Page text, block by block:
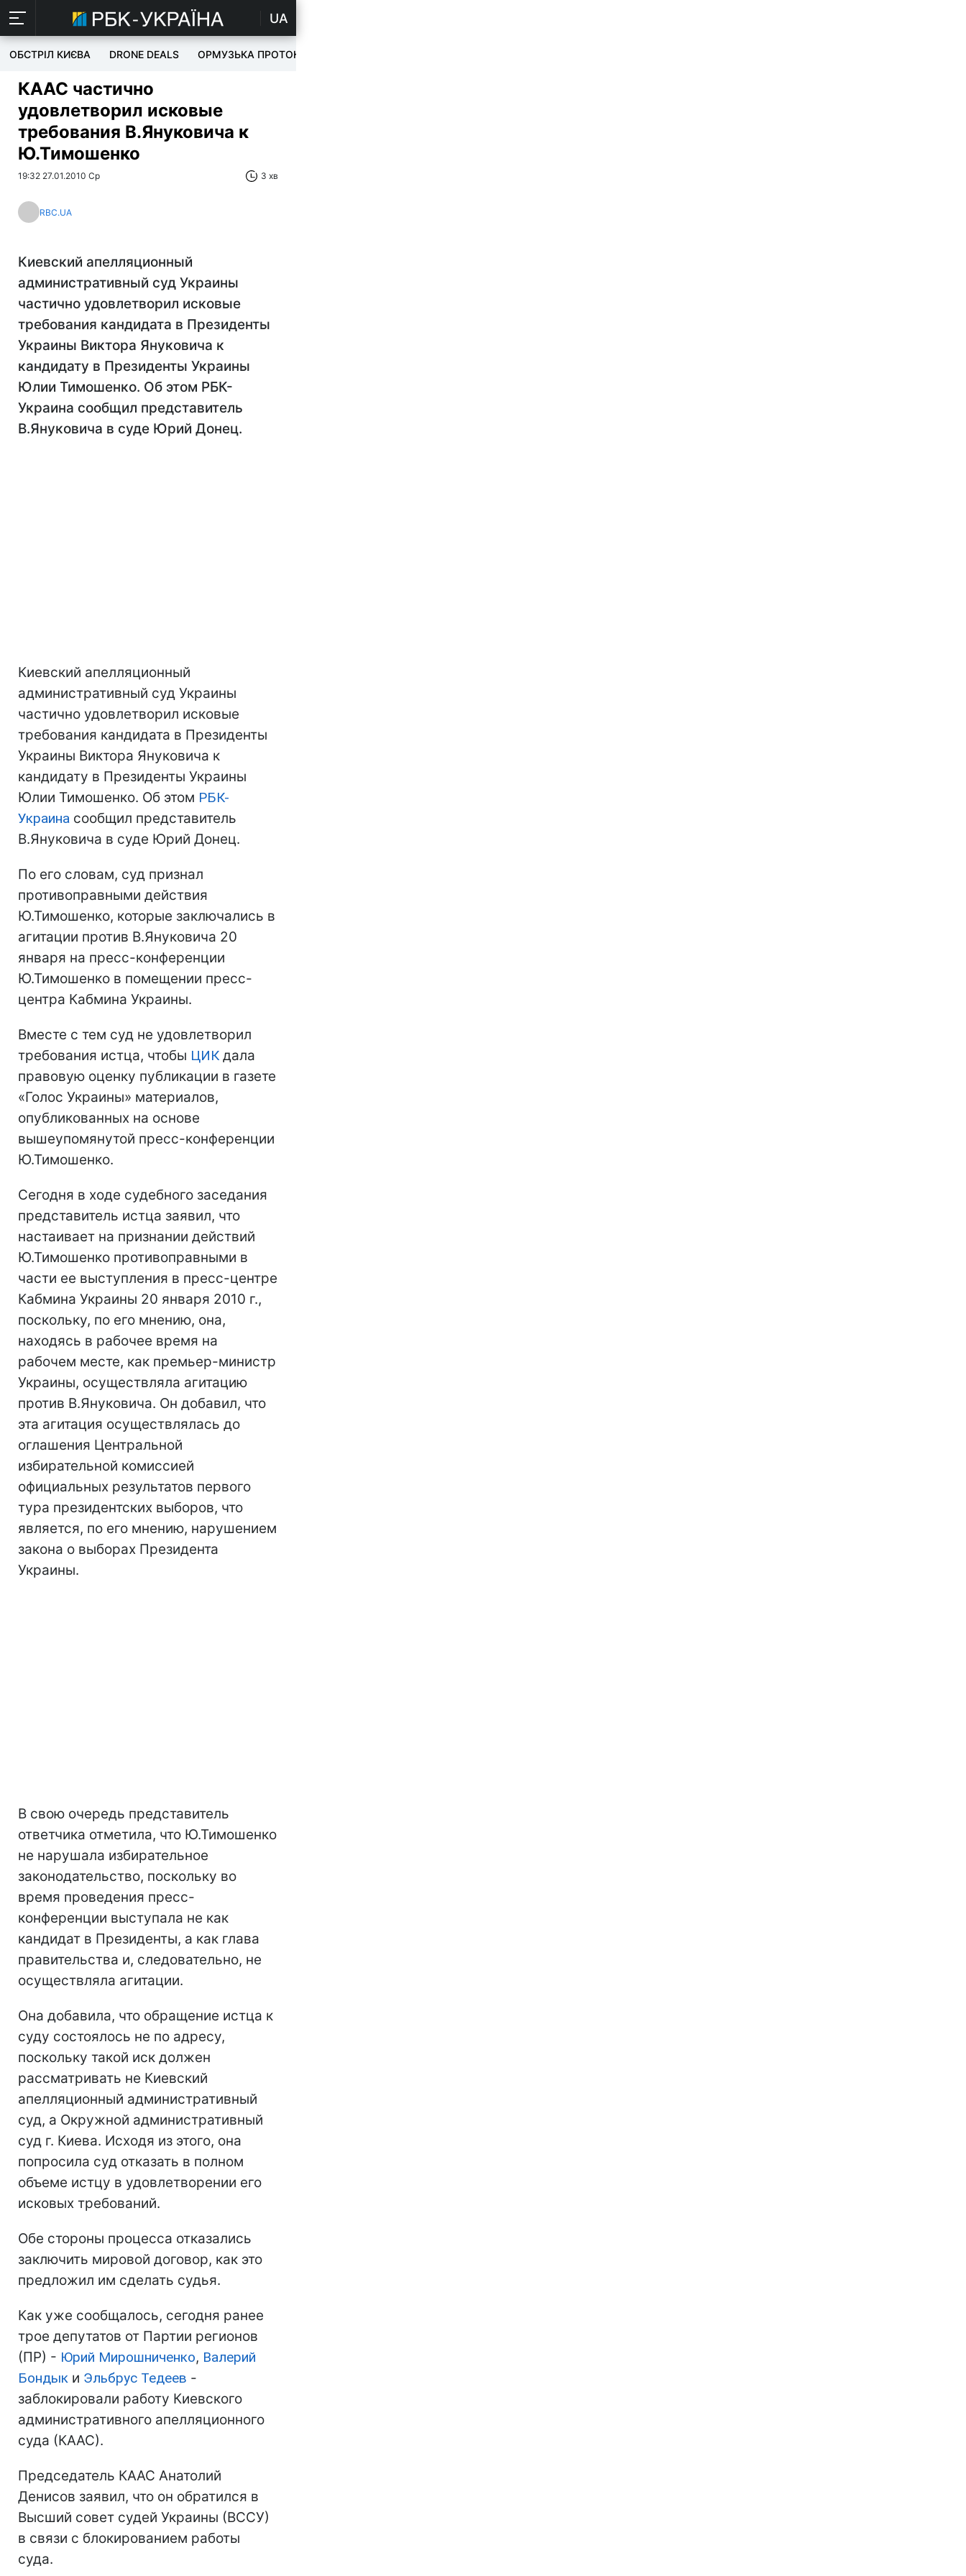
UA
ОБСТРІЛ КИЄВА DRONE DEALS ОРМУЗЬКА ПРОТОКА
КААС частично
удовлетворил исковые
требования В.Януковича к
Ю.Тимошенко
19:32 27.01.2010 Ср 3 хв
RBC.UA
Киевский апелляционный
административный суд Украины
частично удовлетворил исковые
требования кандидата в Президенты
Украины Виктора Януковича к
кандидату в Президенты Украины
Юлии Тимошенко. Об этом РБК-
Украина сообщил представитель
В.Януковича в суде Юрий Донец.
Киевский апелляционный
административный суд Украины
частично удовлетворил исковые
требования кандидата в Президенты
Украины Виктора Януковича к
кандидату в Президенты Украины
Юлии Тимошенко. Об этом РБК-
Украина сообщил представитель
В.Януковича в суде Юрий Донец.
По его словам, суд признал
противоправными действия
Ю.Тимошенко, которые заключались в
агитации против В.Януковича 20
января на пресс-конференции
Ю.Тимошенко в помещении пресс-
центра Кабмина Украины.
Вместе с тем суд не удовлетворил
требования истца, чтобы ЦИКдала
правовую оценку публикации в газете
«Голос Украины» материалов,
опубликованных на основе
вышеупомянутой пресс-конференции
Ю.Тимошенко.
Сегодня в ходе судебного заседания
представитель истца заявил, что
настаивает на признании действий
Ю.Тимошенко противоправными в
части ее выступления в пресс-центре
Кабмина Украины 20 января 2010 г.,
поскольку, по его мнению, она,
находясь в рабочее время на
рабочем месте, как премьер-министр
Украины, осуществляла агитацию
против В.Януковича. Он добавил, что
эта агитация осуществлялась до
оглашения Центральной
избирательной комиссией
официальных результатов первого
тура президентских выборов, что
является, по его мнению, нарушением
закона о выборах Президента
Украины.
В свою очередь представитель
ответчика отметила, что Ю.Тимошенко
не нарушала избирательное
законодательство, поскольку во
время проведения пресс-
конференции выступала не как
кандидат в Президенты, а как глава
правительства и, следовательно, не
осуществляла агитации.
Она добавила, что обращение истца к
суду состоялось не по адресу,
поскольку такой иск должен
рассматривать не Киевский
апелляционный административный
суд, а Окружной административный
суд г. Киева. Исходя из этого, она
попросила суд отказать в полном
объеме истцу в удовлетворении его
исковых требований.
Обе стороны процесса отказались
заключить мировой договор, как это
предложил им сделать судья.
Как уже сообщалось, сегодня ранее
трое депутатов от Партии регионов
(ПР) - Юрий Мирошниченко, Валерий
Бондык и Эльбрус Тедеев -
заблокировали работу Киевского
административного апелляционного
суда (КААС).
Председатель КААС Анатолий
Денисов заявил, что он обратился в
Высший совет судей Украины (ВССУ)
в связи с блокированием работы
суда.